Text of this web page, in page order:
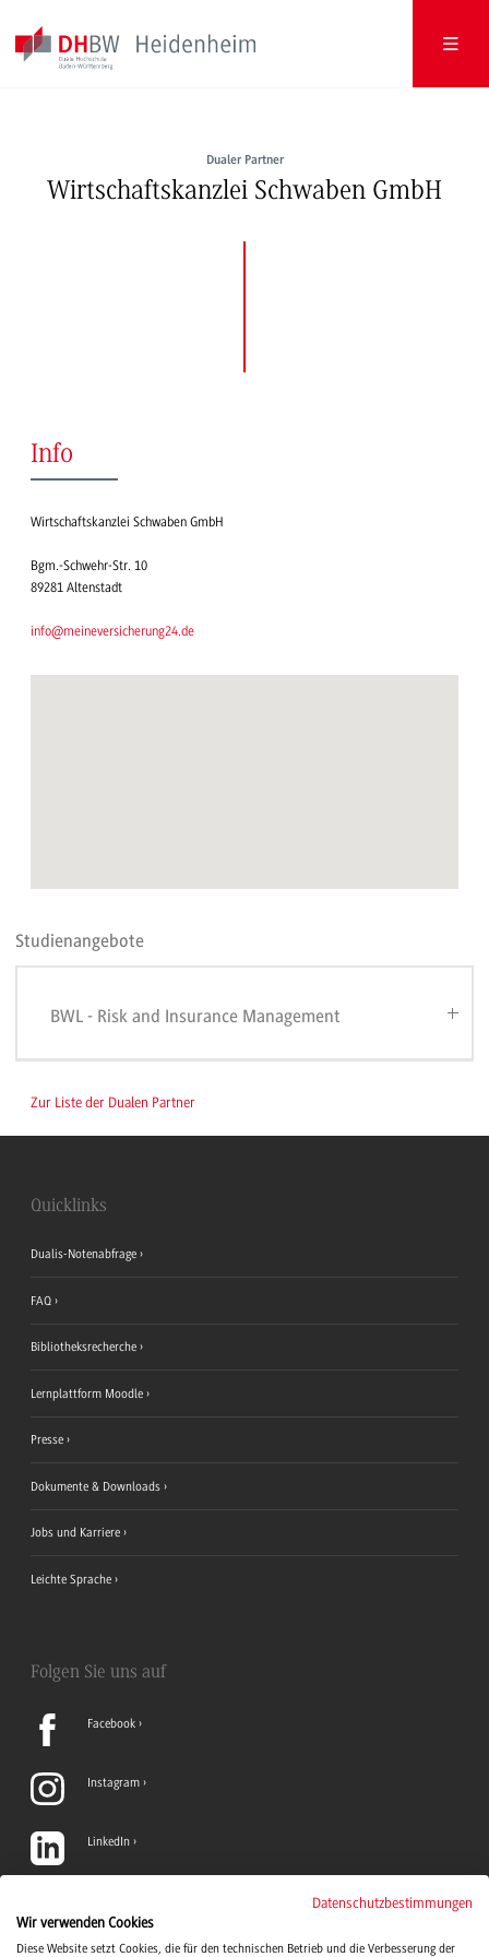
Dualer Partner
Wirtschaftskanzlei Schwaben GmbH
Info
Wirtschaftskanzlei Schwaben GmbH
Bgm.-Schwehr-Str. 10
89281 Altenstadt
info@meineversicherung24.de
Studienangebote
BWL - Risk and Insurance Management
Zur Liste der Dualen Partner
Quicklinks
Dualis-Notenabfrage
FAQ
Bibliotheksrecherche
Lernplattform Moodle
Presse
Dokumente & Downloads
Jobs und Karriere
Leichte Sprache
Folgen Sie uns auf
Facebook
Instagram
LinkedIn
Datenschutzbestimmungen
Wir verwenden Cookies
Diese Website setzt Cookies, die für den technischen Betrieb und die Verbesserung der